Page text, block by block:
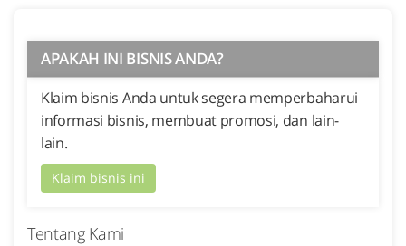
APAKAH INI BISNIS ANDA?
Klaim bisnis Anda untuk segera memperbaharui
informasi bisnis, membuat promosi, dan lain-
lain.
Klaim bisnis ini
Tentang Kami